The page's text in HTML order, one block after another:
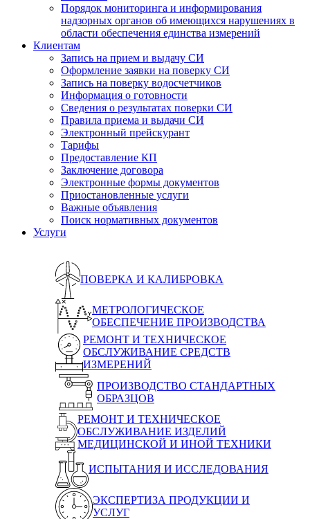
Порядок мониторинга и информирования
надзорных органов об имеющихся нарушениях в
области обеспечения единства измерений
Клиентам
Запись на прием и выдачу СИ
Оформление заявки на поверку СИ
Запись на поверку водосчетчиков
Информация о готовности
Сведения о результатах поверки СИ
Правила приема и выдачи СИ
Электронный прейскурант
Тарифы
Предоставление КП
Заключение договора
Электронные формы документов
Приостановленные услуги
Важные объявления
Поиск нормативных документов
Услуги
ПОВЕРКА И КАЛИБРОВКА
МЕТРОЛОГИЧЕСКОЕ
ОБЕСПЕЧЕНИЕ ПРОИЗВОДСТВА
РЕМОНТ И ТЕХНИЧЕСКОЕ
ОБСЛУЖИВАНИЕ СРЕДСТВ
ИЗМЕРЕНИЙ
ПРОИЗВОДСТВО СТАНДАРТНЫХ
ОБРАЗЦОВ
РЕМОНТ И ТЕХНИЧЕСКОЕ
ОБСЛУЖИВАНИЕ ИЗДЕЛИЙ
МЕДИЦИНСКОЙ И ИНОЙ ТЕХНИКИ
ИСПЫТАНИЯ И ИССЛЕДОВАНИЯ
ЭКСПЕРТИЗА ПРОДУКЦИИ И
УСЛУГ